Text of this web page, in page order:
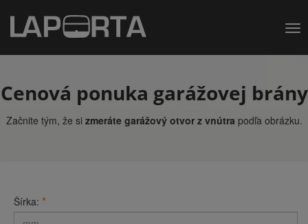
Cenová ponuka garážovej brány
Začnite tým, že si zmeráte garážový otvor z vnútra podľa obrázku.
Šírka: *